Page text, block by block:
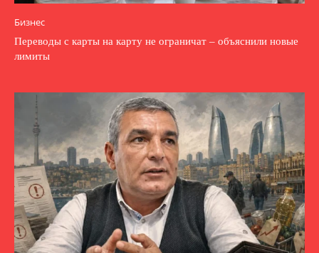
Бизнес
Переводы с карты на карту не ограничат – объяснили новые
лимиты